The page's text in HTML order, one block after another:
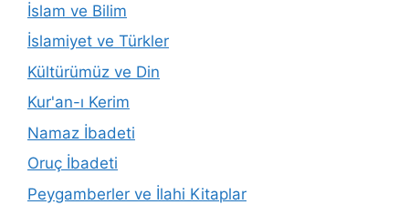
İslam ve Bilim
İslamiyet ve Türkler
Kültürümüz ve Din
Kur'an-ı Kerim
Namaz İbadeti
Oruç İbadeti
Peygamberler ve İlahi Kitaplar